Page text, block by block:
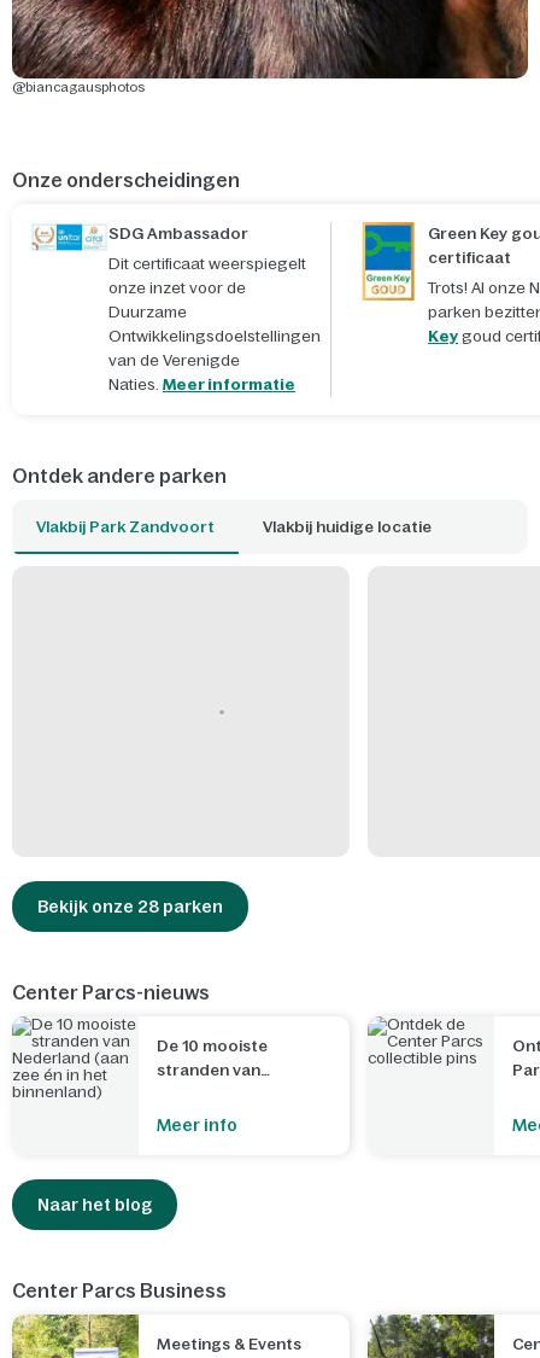
@biancagausphotos
Onze onderscheidingen
SDG Ambassador
Dit certificaat weerspiegelt
onze inzet voor de
Duurzame
Ontwikkelingsdoelstellingen
van de Verenigde
Naties. Meer informatie
Green Key
certificaat
Trots! Al onze
parken
Key goud
Ontdek andere parken
Vlakbij Park Zandvoort Vlakbij huidige locatie
Bekijk onze 28 parken
Center Parcs-nieuws
De 10 mooiste
stranden van
én in het binnenland)
Meer info
Naar het blog
Center Parcs Business
Meetings & Events